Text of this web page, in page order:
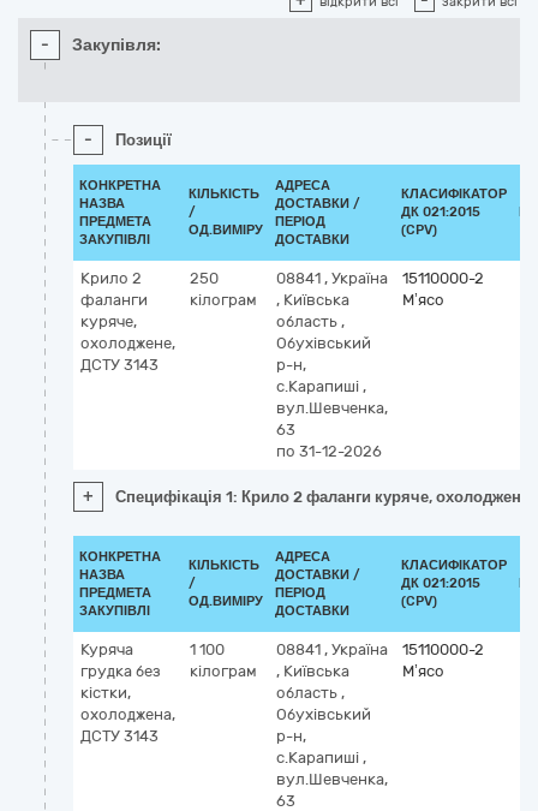
- Закупівля:
- Позиції
КОНКРЕТНА
НАЗВА
ПРЕДМЕТА
ЗАКУПІВЛІ
КІЛЬКІСТЬ
/
ОД.ВИМІРУ
АДРЕСА
ДОСТАВКИ /
ПЕРІОД
ДОСТАВКИ
КЛАСИФІКАТОР
ДК 021:2015
(CPV)
Крило 2
фаланги
куряче,
охолоджене,
ДСТУ 3143
250
кілограм
08841 , Україна
, Київська
область ,
Обухівський
р-н,
с.Карапиші ,
вул.Шевченка,
63
по 31-12-2026
15110000-2
М’ясо
+ Специфікація 1: Крило 2 фаланги куряче,
КОНКРЕТНА
НАЗВА
ПРЕДМЕТА
ЗАКУПІВЛІ
КІЛЬКІСТЬ
/
ОД.ВИМІРУ
АДРЕСА
ДОСТАВКИ /
ПЕРІОД
ДОСТАВКИ
КЛАСИФІКАТОР
ДК 021:2015
(CPV)
Куряча
грудка без
кістки,
охолоджена,
ДСТУ 3143
1 100
кілограм
08841 , Україна
, Київська
область ,
Обухівський
р-н,
с.Карапиші ,
вул.Шевченка,
63
15110000-2
М’ясо